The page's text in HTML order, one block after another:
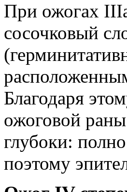
При ожогах
сосочковый
Благодаря
ожоговой
глубоки:
поэтому